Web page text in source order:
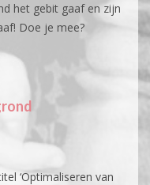
het gebit gaaf en zijn
Doe je mee?
‘Optimaliseren van